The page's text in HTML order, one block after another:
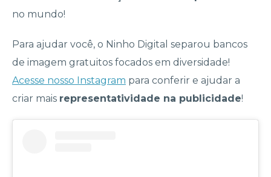
no mundo!
Para ajudar você, o Ninho Digital separou bancos
de imagem gratuitos focados em diversidade!
Acesse nosso Instagram para conferir e ajudar a
criar mais representatividade na publicidade!